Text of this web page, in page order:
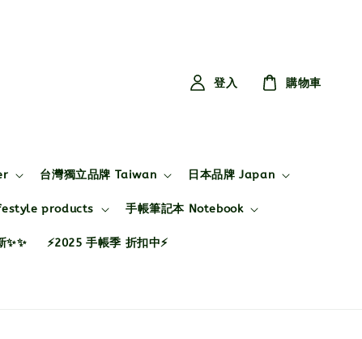
台灣獨立品牌 Taiwan 日本品牌 Japan
products 手帳筆記本 Notebook
✨✨ ⚡2025 手帳季 折扣中⚡
登入 購物車